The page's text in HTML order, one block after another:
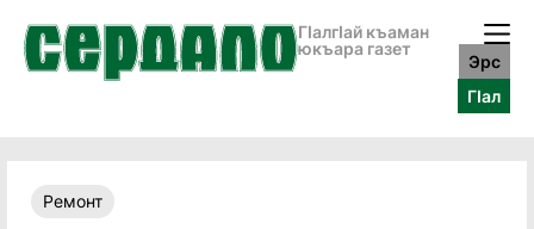
ГӀалгӀай къаман
юкъара газет
Эрс
ГӀал
Ремонт